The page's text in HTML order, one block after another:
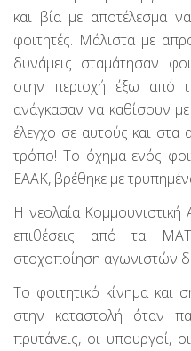
και βία με αποτέλεσμα
φοιτητές. Μάλιστα με
δυνάμεις σταμάτησαν
στην περιοχή έξω από
ανάγκασαν να καθίσουν
έλεγχο σε αυτούς και στα
τρόπο! Το όχημα ενός
ΕΑΑΚ, βρέθηκε με
Η νεολαία
επιθέσεις από τα
στοχοποίηση αγωνιστών
Το φοιτητικό κίνημα και
στην καταστολή όταν
πρυτάνεις, οι υπουργοί,